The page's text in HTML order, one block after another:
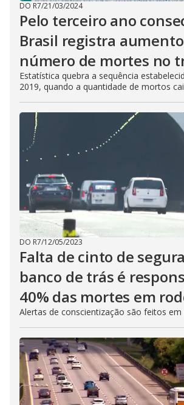
DO R7/21/03/2024
Pelo terceiro ano
Brasil registra
número de mortes no
Estatística quebra a sequência
2019, quando a quantidade de mortos
DO R7/12/05/2023
Falta de cinto de
banco de trás é
40% das mortes em
Alertas de conscientização são feitos